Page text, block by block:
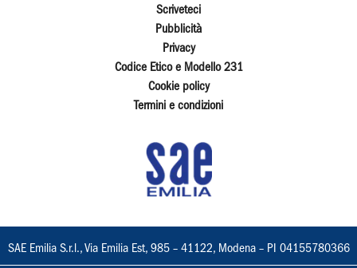
Scriveteci
Pubblicità
Privacy
Codice Etico e Modello 231
Cookie policy
Termini e condizioni
SAE Emilia S.r.l., Via Emilia Est, 985 – 41122, Modena – PI 04155780366